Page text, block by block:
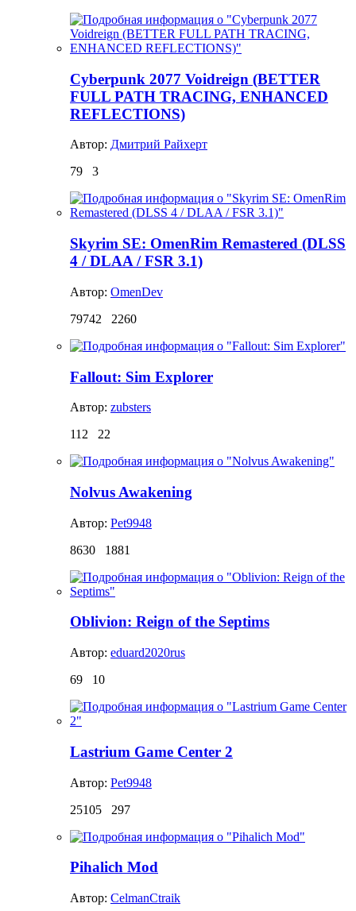
Cyberpunk 2077 Voidreign (BETTER
FULL PATH TRACING, ENHANCED
REFLECTIONS)
Автор: Дмитрий Райхерт
79
3
Skyrim SE: OmenRim Remastered (DLSS
4 / DLAA / FSR 3.1)
Автор: OmenDev
79742
2260
Fallout: Sim Explorer
Автор: zubsters
112
22
Nolvus Awakening
Автор: Pet9948
8630
1881
Oblivion: Reign of the Septims
Автор: eduard2020rus
69
10
Lastrium Game Center 2
Автор: Pet9948
25105
297
Pihalich Mod
Автор: CelmanCtraik